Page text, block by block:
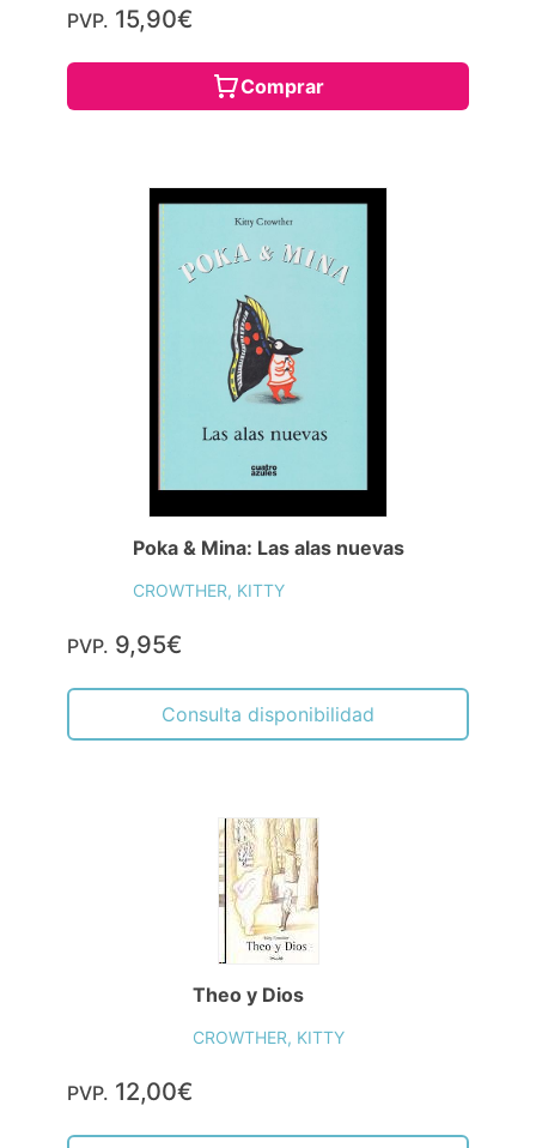
PVP. 15,90€
Comprar
Poka & Mina: Las alas nuevas
CROWTHER, KITTY
PVP. 9,95€
Consulta disponibilidad
Theo y Dios
CROWTHER, KITTY
PVP. 12,00€